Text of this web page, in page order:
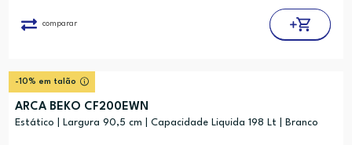
comparar
-10% em talão
ARCA BEKO CF200EWN
Estático | Largura 90,5 cm | Capacidade Liquida 198 Lt | Branco